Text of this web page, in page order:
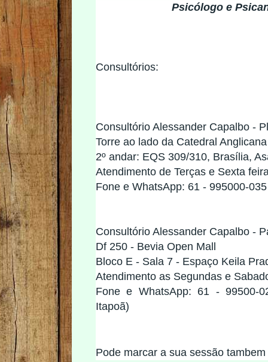
Psicólogo e
Consultórios:
Consultório Alessander Capalbo -
Torre ao lado da Catedral
2º andar: EQS 309/310, Brasília,
Atendimento de Terças e Sexta
Fone e WhatsApp: 61 - 995000-
Consultório Alessander Capalbo -
Df 250 - Bevia Open Mall
Bloco E - Sala 7 - Espaço Keila
Atendimento as Segundas e
Fone e WhatsApp: 61 - 99500-
Itapoã)
Pode marcar a sua sessão tambem